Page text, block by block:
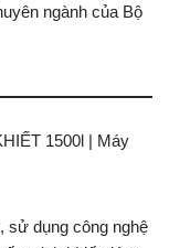
ngành của Bộ
1500l | Máy
sử dụng công nghệ